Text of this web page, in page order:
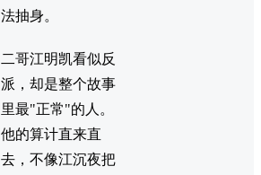
法抽身。
二哥江明凯看似反
派，却是整个故事
里最"正常"的人。
他的算计直来直
去，不像江沉夜把